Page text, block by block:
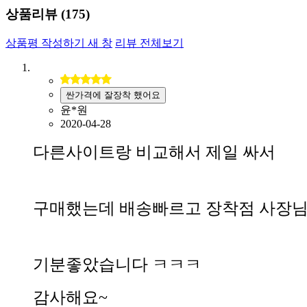
상품리뷰 (175)
상품평 작성하기 새 창 리뷰 전체보기
싼가격에 잘장착 했어요
윤*원
2020-04-28
다른사이트랑 비교해서 제일 싸서
구매했는데 배송빠르고 장착점 사장
기분좋았습니다 ㅋㅋㅋ
감사해요~